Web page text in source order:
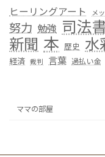
ヒーリングアート メ
努力 勉強 司法
新聞 本 歴史 水
経済 裁判 言葉 過払い金
ママの部屋